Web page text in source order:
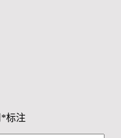
*标注